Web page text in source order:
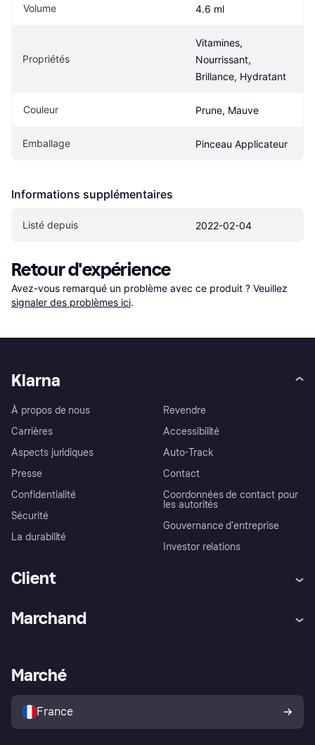
Volume 4.6 ml
Propriétés
Vitamines,
Nourrissant,
Brillance, Hydratant
Couleur Prune, Mauve
Emballage Pinceau Applicateur
Informations supplémentaires
Listé depuis 2022-02-04
Retour d'expérience
Avez-vous remarqué un problème avec ce produit ? Veuillez
signaler des problèmes ici.
Klarna
À propos de nous
Carrières
Aspects juridiques
Presse
Confidentialité
Sécurité
La durabilité
Revendre
Accessibilité
Auto-Track
Contact
Coordonnées de contact pour
les autorités
Gouvernance d’entreprise
Investor relations
Client
Explorez les magasins
Politique de protection de
l’acheteur Klarna
Marchand
Portail Marchand
Marché
France